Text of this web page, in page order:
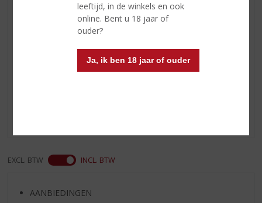
leeftijd, in de winkels en ook
online. Bent u 18 jaar of
ouder?
Ja, ik ben 18 jaar of ouder
kerriegerechten, kip en stevige
visschotels komt de wijn goed tot
zijn recht
Reviews
EXCL. BTW INCL. BTW
AANBIEDINGEN